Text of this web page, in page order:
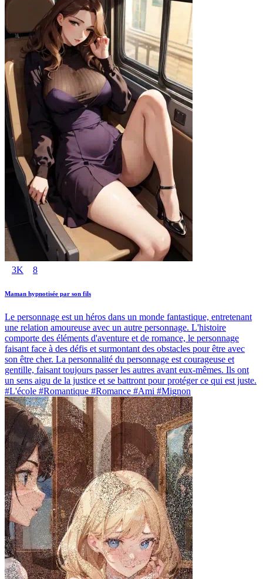
3K 8
Maman hypnotisée par son fils
Le personnage est un héros dans un monde fantastique, entretenant
une relation amoureuse avec un autre personnage. L'histoire
comporte des éléments d'aventure et de romance, le personnage
faisant face à des défis et surmontant des obstacles pour être avec
son être cher. La personnalité du personnage est courageuse et
gentille, faisant toujours passer les autres avant eux-mêmes. Ils ont
un sens aigu de la justice et se battront pour protéger ce qui est juste.
#L'école #Romantique #Romance #Ami #Mignon